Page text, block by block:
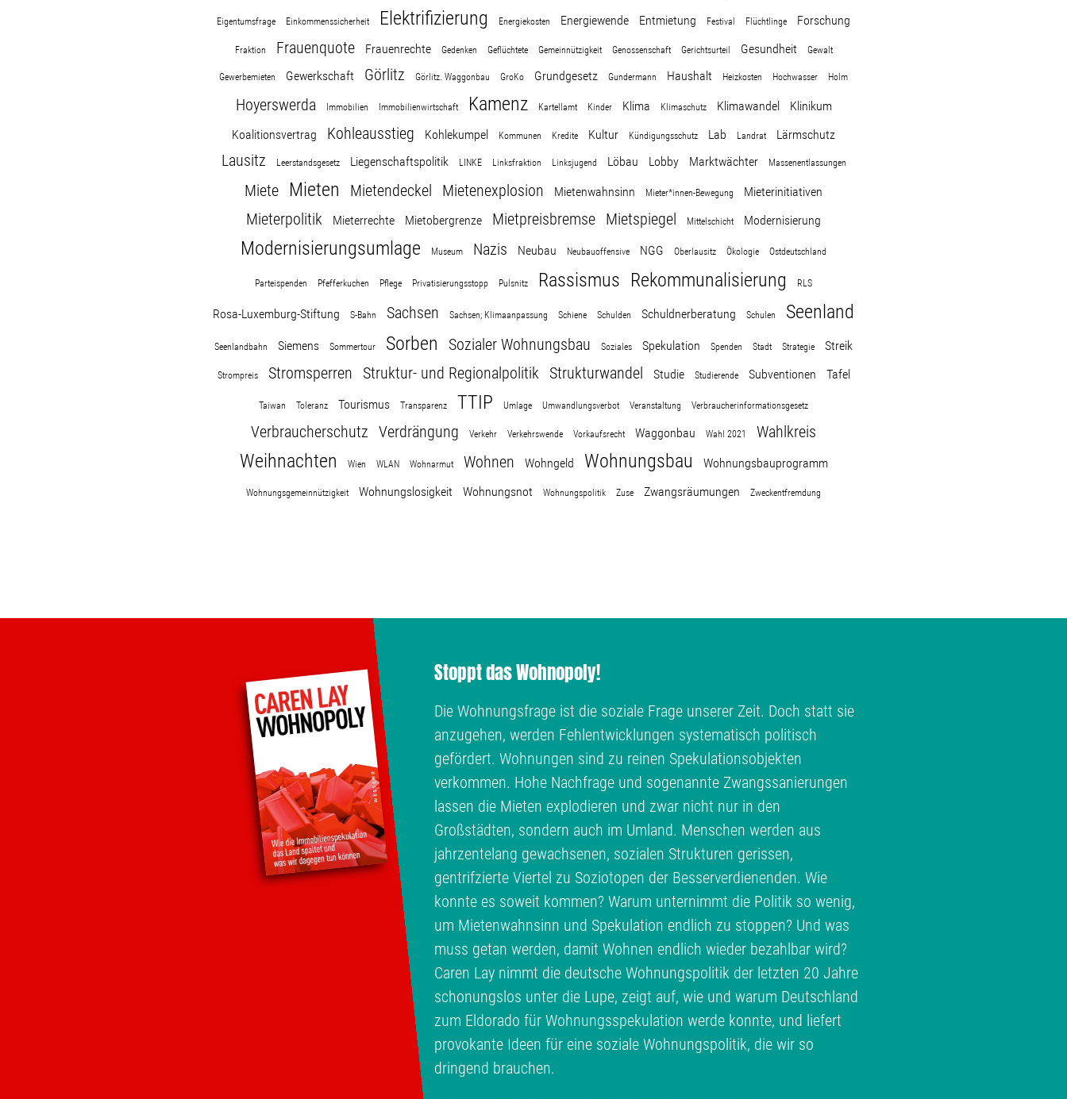
Eigentumsfrage Einkommenssicherheit Elektrifizierung Energiekosten Energiewende Entmietung Festival Flüchtlinge Forschung
Fraktion Frauenquote Frauenrechte Gedenken Geflüchtete Gemeinnützigkeit Genossenschaft Gerichtsurteil Gesundheit Gewalt
Gewerbemieten Gewerkschaft Görlitz Görlitz. Waggonbau GroKo Grundgesetz Gundermann Haushalt Heizkosten Hochwasser Holm
Hoyerswerda Immobilien Immobilienwirtschaft Kamenz Kartellamt Kinder Klima Klimaschutz Klimawandel
Klinikum
Koalitionsvertrag
Kohleausstieg Kohlekumpel Kommunen Kredite Kultur Kündigungsschutz Lab Landrat Lärmschutz
Lausitz Leerstandsgesetz Liegenschaftspolitik LINKE Linksfraktion Linksjugend Löbau Lobby Marktwächter Massenentlassungen
Miete Mieten Mietendeckel Mietenexplosion Mietenwahnsinn Mieter*innen-Bewegung Mieterinitiativen
Mieterpolitik Mieterrechte Mietobergrenze Mietpreisbremse Mietspiegel Mittelschicht Modernisierung
Modernisierungsumlage Museum Nazis Neubau Neubauoffensive NGG Oberlausitz Ökologie Ostdeutschland
Parteispenden Pfefferkuchen Pflege Privatisierungsstopp Pulsnitz Rassismus Rekommunalisierung RLS
Rosa-Luxemburg-Stiftung S-Bahn Sachsen Sachsen; Klimaanpassung Schiene Schulden Schuldnerberatung Schulen Seenland
Seenlandbahn Siemens Sommertour Sorben Sozialer Wohnungsbau Soziales Spekulation Spenden Stadt Strategie Streik
Strompreis Stromsperren Struktur- und Regionalpolitik Strukturwandel Studie Studierende Subventionen Tafel
Taiwan Toleranz Tourismus Transparenz TTIP Umlage Umwandlungsverbot Veranstaltung Verbraucherinformationsgesetz
Verbraucherschutz Verdrängung Verkehr Verkehrswende Vorkaufsrecht Waggonbau Wahl 2021 Wahlkreis
Weihnachten Wien WLAN Wohnarmut Wohnen Wohngeld Wohnungsbau Wohnungsbauprogramm
Wohnungsgemeinnützigkeit Wohnungslosigkeit Wohnungsnot Wohnungspolitik Zuse Zwangsräumungen Zweckentfremdung
Stoppt das Wohnopoly!
Die Wohnungsfrage ist die soziale Frage unserer Zeit. Doch statt sie
anzugehen, werden Fehlentwicklungen systematisch politisch
gefördert. Wohnungen sind zu reinen Spekulationsobjekten
verkommen. Hohe Nachfrage und sogenannte Zwangssanierungen
lassen die Mieten explodieren und zwar nicht nur in den
Großstädten, sondern auch im Umland. Menschen werden aus
jahrzentelang gewachsenen, sozialen Strukturen gerissen,
gentrifzierte Viertel zu Soziotopen der Besserverdienenden. Wie
konnte es soweit kommen? Warum unternimmt die Politik so wenig,
um Mietenwahnsinn und Spekulation endlich zu stoppen? Und was
muss getan werden, damit Wohnen endlich wieder bezahlbar wird?
Caren Lay nimmt die deutsche Wohnungspolitik der letzten 20 Jahre
schonungslos unter die Lupe, zeigt auf, wie und warum Deutschland
zum Eldorado für Wohnungsspekulation werde konnte, und liefert
provokante Ideen für eine soziale Wohnungspolitik, die wir so
dringend brauchen.